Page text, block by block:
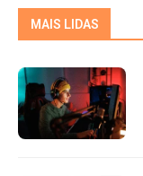
MAIS LIDAS